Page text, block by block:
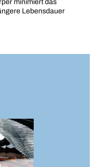
minimiert das
Lebensdauer